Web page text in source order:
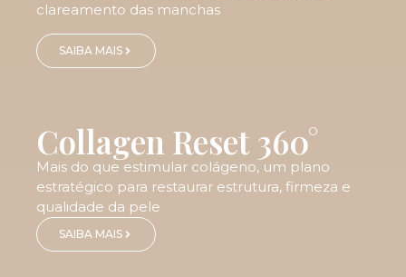
clareamento das manchas
SAIBA MAIS
Collagen Reset 360°
Mais do que estimular colágeno, um plano
estratégico para restaurar estrutura, firmeza e
qualidade da pele
SAIBA MAIS